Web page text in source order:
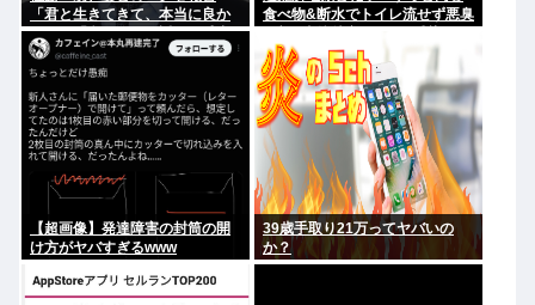
「君と生きてきて、本当に良か
った」「文〇砲より遥かに威力
は弱いが、僕のノロケ砲をお見
舞いする」
食べ物&断水でトイレ流せず悪臭
【超画像】発達障害の封筒の開
け方がヤバすぎるwww
39歳手取り21万ってヤバいの
か？